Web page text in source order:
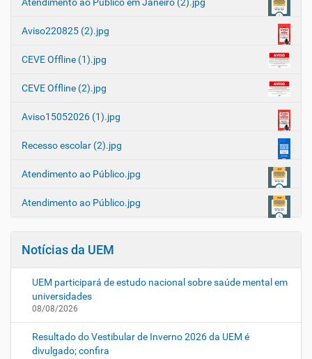
Aviso220825 (2).jpg
CEVE Offline (1).jpg
CEVE Offline (2).jpg
Aviso15052026 (1).jpg
Recesso escolar (2).jpg
Atendimento ao Público.jpg
Atendimento ao Público.jpg
Notícias da UEM
UEM participará de estudo nacional sobre saúde mental em
universidades
08/08/2026
Resultado do Vestibular de Inverno 2026 da UEM é
divulgado; confira